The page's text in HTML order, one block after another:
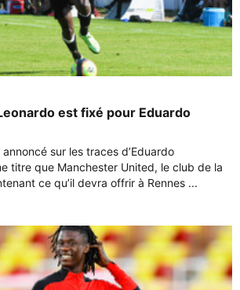
est fixé pour Eduardo
sur les traces d’Eduardo
titre que Manchester United, le club de la
ce qu’il devra offrir à Rennes ...